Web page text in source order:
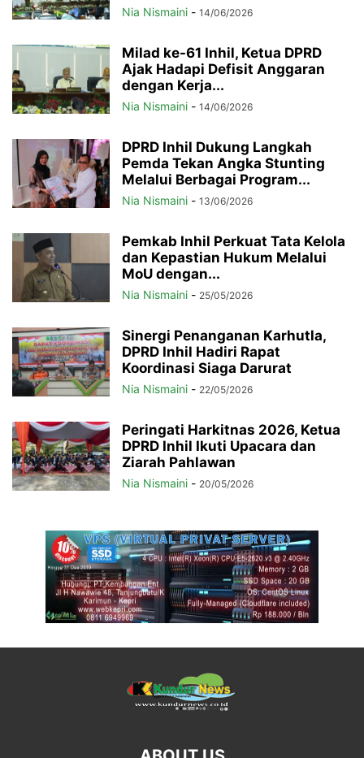
Nia Nismaini - 14/06/2026
Milad ke-61 Inhil, Ketua DPRD
Ajak Hadapi Defisit Anggaran
dengan Kerja...
Nia Nismaini - 14/06/2026
DPRD Inhil Dukung Langkah
Pemda Tekan Angka Stunting
Melalui Berbagai Program...
Nia Nismaini - 13/06/2026
Pemkab Inhil Perkuat Tata Kelola
dan Kepastian Hukum Melalui
MoU dengan...
Nia Nismaini - 25/05/2026
Sinergi Penanganan Karhutla,
DPRD Inhil Hadiri Rapat
Koordinasi Siaga Darurat
Nia Nismaini - 22/05/2026
Peringati Harkitnas 2026, Ketua
DPRD Inhil Ikuti Upacara dan
Ziarah Pahlawan
Nia Nismaini - 20/05/2026